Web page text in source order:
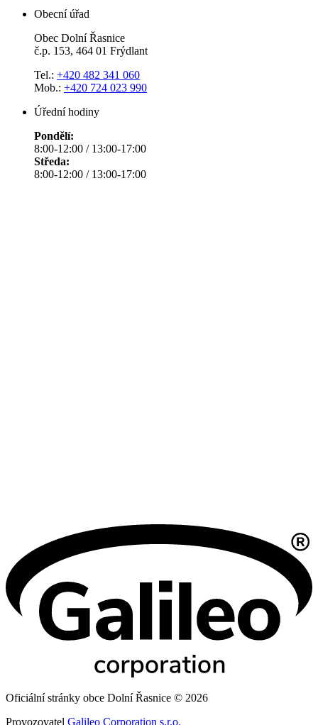
Obecní úřad
Obec Dolní Řasnice
č.p. 153, 464 01 Frýdlant
Tel.: +420 482 341 060
Mob.: +420 724 023 990
Úřední hodiny
Pondělí:
8:00-12:00 / 13:00-17:00
Středa:
8:00-12:00 / 13:00-17:00
Oficiální stránky obce Dolní Řasnice © 2026
Provozovatel Galileo Corporation s.r.o.